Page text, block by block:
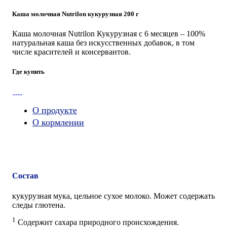
Каша молочная Nutrilon кукурузная 200 г
Каша молочная Nutrilon Кукурузная с 6 месяцев – 100%
натуральная каша без искусственных добавок, в том
числе красителей и консервантов.
Где купить
О продукте
О кормлении
Состав
кукурузная мука, цельное сухое молоко. Может содержать
следы глютена.
1 Содержит сахара природного происхождения.